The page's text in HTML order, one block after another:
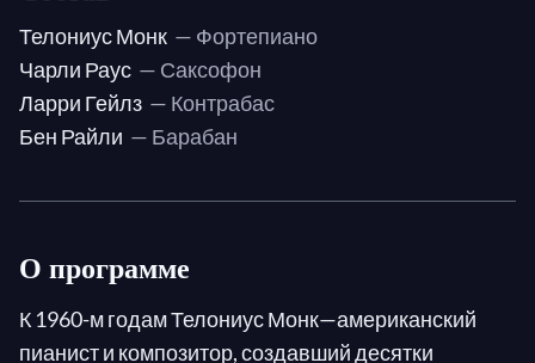
Телониус Монк — Фортепиано
Чарли Раус — Саксофон
Ларри Гейлз — Контрабас
Бен Райли — Барабан
О программе
К 1960-м годам Телониус Монк—американский
пианист и композитор, создавший десятки